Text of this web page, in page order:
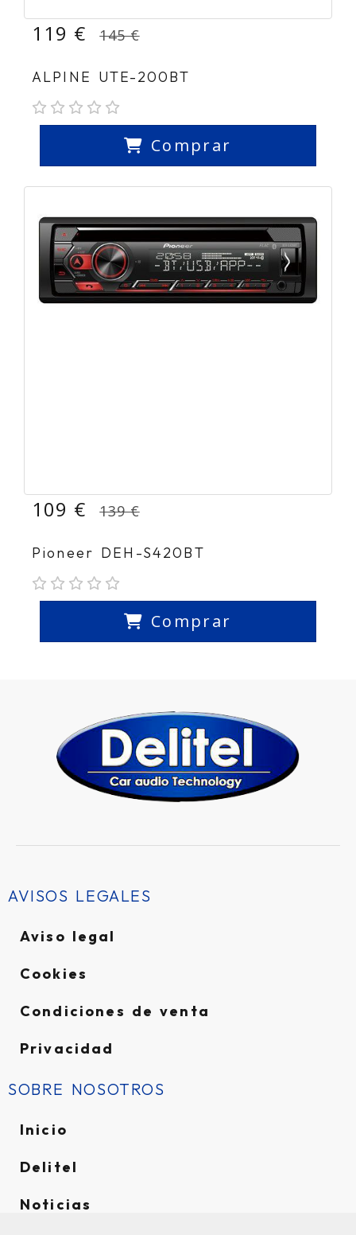
119 € 145 €
ALPINE UTE-200BT
Comprar
109 € 139 €
Pioneer DEH-S420BT
Comprar
AVISOS LEGALES
Aviso legal
Cookies
Condiciones de venta
Privacidad
SOBRE NOSOTROS
Inicio
Delitel
Noticias